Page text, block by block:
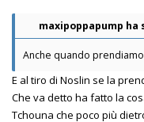
maxipoppapump
Anche quando
E al tiro di Noslin se la
Che va detto ha fatto la
Tchouna che poco più